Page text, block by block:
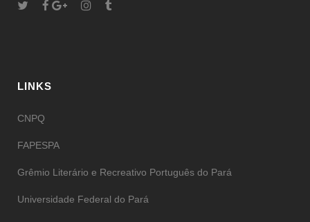
LINKS
CNPQ
FAPESPA
Grêmio Literário e Recreativo Português do Pará
Universidade Federal do Pará